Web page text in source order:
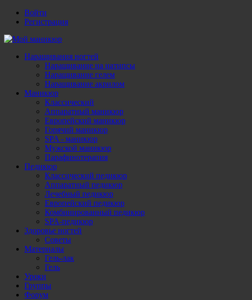
Войти
Регистрация
Наращивания ногтей
Наращивание на натипсы
Наращивание гелем
Наращивание акрилом
Маникюр
Классический
Аппаратный маникюр
Европейский маникюр
Горячий маникюр
SPA - маникюр
Мужской маникюр
Парафинотерапия
Педикюр
Классический педикюр
Аппаратный педикюр
Лечебный педикюр
Европейский педикюр
Комбинированный педикюр
SPA-педикюр
Здоровье ногтей
Советы
Материалы
Гель-лак
Гель
Уроки
Группы
Форум